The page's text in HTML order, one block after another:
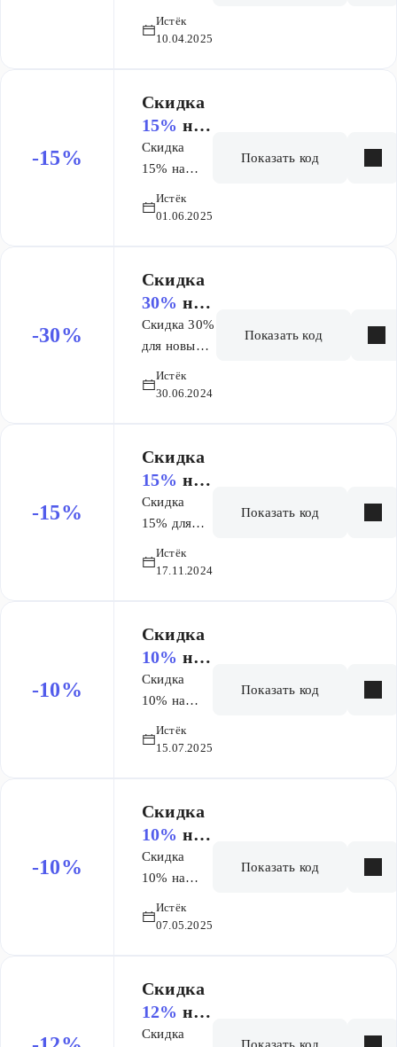
учеников
месяца
Фреш ЕГЭ
Истёк
10.04.2025
-15%
Скидка
15% на
заказ
Скидка
15% на
полного
Основа +
ЕГЭ (9
мес)
Истёк
01.06.2025
Показать код
-30%
Скидка
30% на
заказ
Скидка 30%
для новых
предмете на
Истёк
30.06.2024
Показать код
-15%
Скидка
15% на
заказ
Скидка
15% для
учеников
месяца
Основы
ЕГЭ
Истёк
17.11.2024
Показать код
-10%
Скидка
10% на
заказ
Скидка
10% на
месяц
9месяцев
ОГЭ
Истёк
15.07.2025
Показать код
-10%
Скидка
10% на
заказ
Скидка
10% на
полного
Рефреш+
ОГЭ
Истёк
07.05.2025
Показать код
Скидка
12% на
заказ
Скидка
Показать код